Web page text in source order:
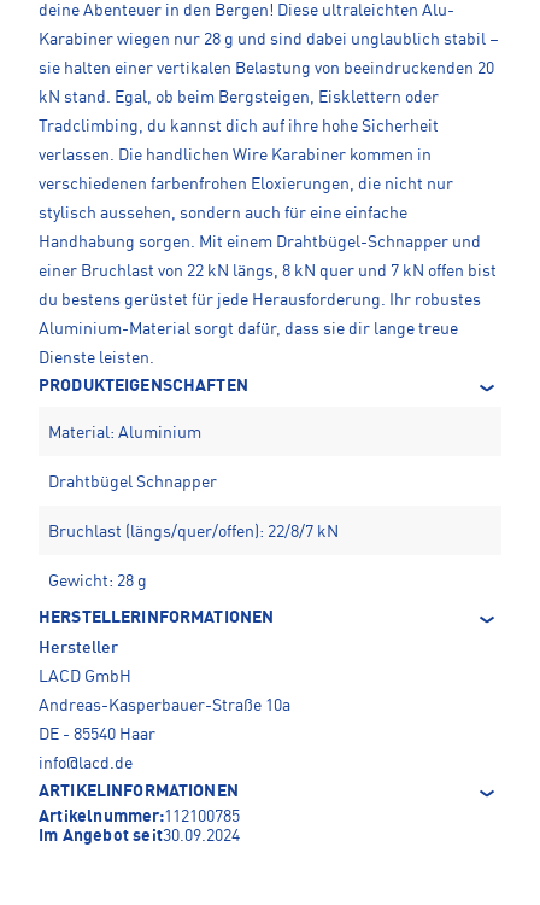
deine Abenteuer in den Bergen! Diese ultraleichten Alu-
Karabiner wiegen nur 28 g und sind dabei unglaublich stabil –
sie halten einer vertikalen Belastung von beeindruckenden 20
kN stand. Egal, ob beim Bergsteigen, Eisklettern oder
Tradclimbing, du kannst dich auf ihre hohe Sicherheit
verlassen. Die handlichen Wire Karabiner kommen in
verschiedenen farbenfrohen Eloxierungen, die nicht nur
stylisch aussehen, sondern auch für eine einfache
Handhabung sorgen. Mit einem Drahtbügel-Schnapper und
einer Bruchlast von 22 kN längs, 8 kN quer und 7 kN offen bist
du bestens gerüstet für jede Herausforderung. Ihr robustes
Aluminium-Material sorgt dafür, dass sie dir lange treue
Dienste leisten.
PRODUKTEIGENSCHAFTEN
Material: Aluminium
Drahtbügel Schnapper
Bruchlast (längs/quer/offen): 22/8/7 kN
Gewicht: 28 g
HERSTELLERINFORMATIONEN
Hersteller
LACD GmbH
Andreas-Kasperbauer-Straße 10a
DE - 85540 Haar
info@lacd.de
ARTIKELINFORMATIONEN
Artikelnummer:112100785
Im Angebot seit30.09.2024